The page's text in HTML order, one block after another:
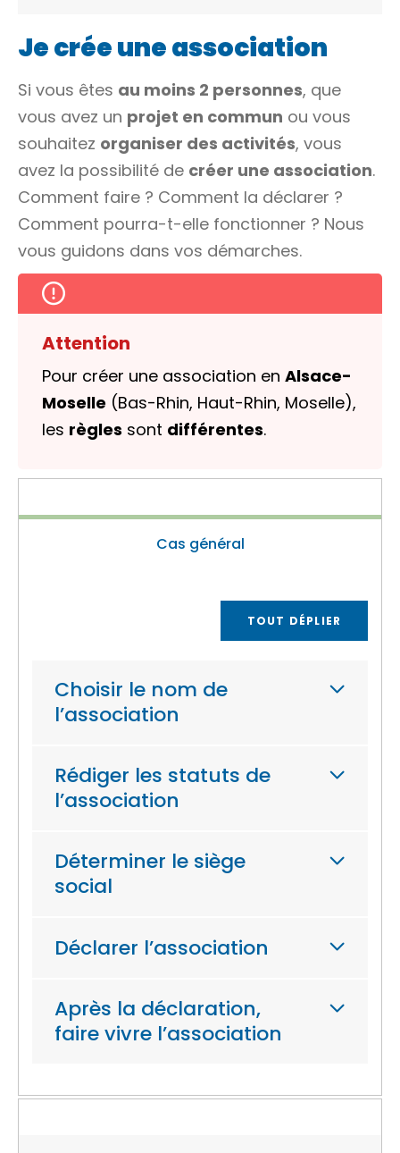
Je crée une association
Si vous êtes au moins 2 personnes, que
vous avez un projet en commun ou vous
souhaitez organiser des activités, vous
avez la possibilité de créer une association.
Comment faire ? Comment la déclarer ?
Comment pourra-t-elle fonctionner ? Nous
vous guidons dans vos démarches.
Attention
Pour créer une association en Alsace-
Moselle (Bas-Rhin, Haut-Rhin, Moselle),
les règles sont différentes.
Cas général
TOUT DÉPLIER
Choisir le nom de
l’association
Rédiger les statuts de
l’association
Déterminer le siège
social
Déclarer l’association
Après la déclaration,
faire vivre l’association